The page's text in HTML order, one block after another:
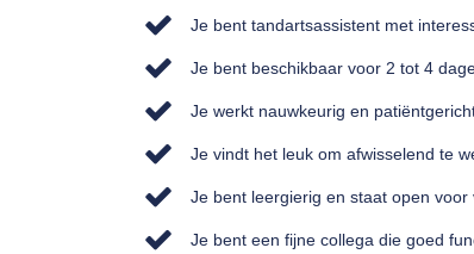
Je bent tandartsassistent met
Je bent beschikbaar voor 2 tot 4
Je werkt nauwkeurig en
Je vindt het leuk om afwisselend te
Je bent leergierig en staat open voor
Je bent een fijne collega die goed